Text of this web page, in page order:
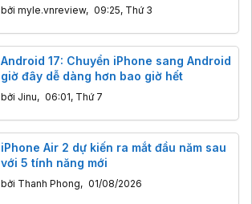
bởi myle.vnreview, 09:25, Thứ 3
Android 17: Chuyển iPhone sang Android
giờ đây dễ dàng hơn bao giờ hết
bởi Jinu, 06:01, Thứ 7
iPhone Air 2 dự kiến ra mắt đầu năm sau
với 5 tính năng mới
bởi Thanh Phong, 01/08/2026